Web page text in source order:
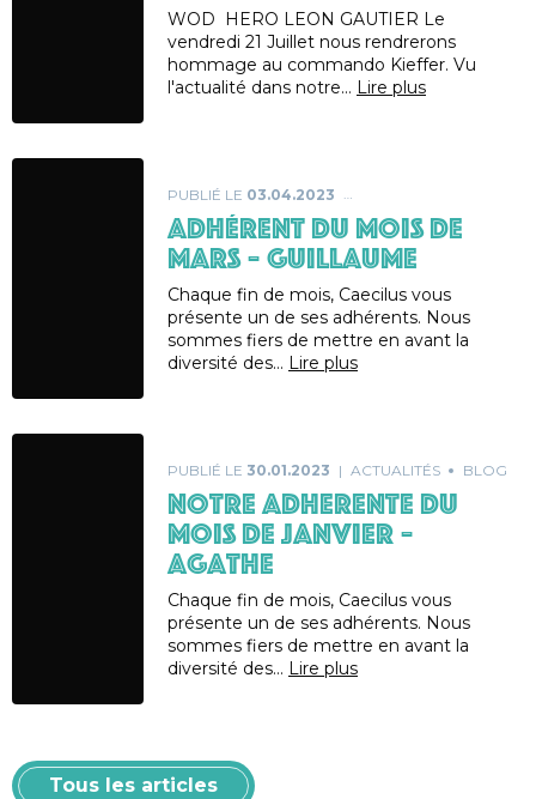
WOD HERO LEON GAUTIER Le
vendredi 21 Juillet nous rendrerons
hommage au commando Kieffer. Vu
l'actualité dans notre… Lire plus
PUBLIÉ LE 03.04.2023
ADHÉRENT DU MOIS DE
MARS – GUILLAUME
Chaque fin de mois, Caecilus vous
présente un de ses adhérents. Nous
sommes fiers de mettre en avant la
diversité des… Lire plus
PUBLIÉ LE 30.01.2023 ACTUALITÉS BLOG
NOTRE ADHERENTE DU
MOIS DE JANVIER –
AGATHE
Chaque fin de mois, Caecilus vous
présente un de ses adhérents. Nous
sommes fiers de mettre en avant la
diversité des… Lire plus
Tous les articles